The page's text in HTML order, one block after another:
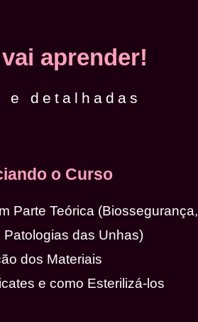
aprender!
e detalhadas
o Curso
Parte Teórica (Biossegurança,
Patologias das Unhas)
dos Materiais
e como Esterilizá-los